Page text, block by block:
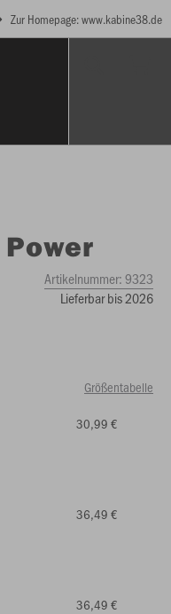
Zur Homepage: www.kabine38.de
Artikelnummer:9323
Lieferbar bis 2026
Größentabelle
30,99 €
36,49 €
36,49 €